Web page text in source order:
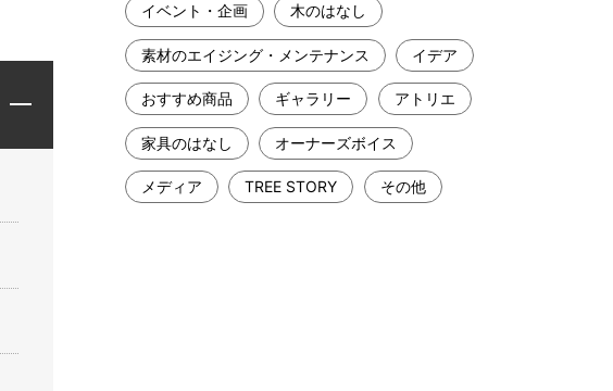
イベント・企画 木のはなし
素材のエイジング・メンテナンス イデア
おすすめ商品 ギャラリー アトリエ
家具のはなし オーナーズボイス
メディア TREE STORY その他